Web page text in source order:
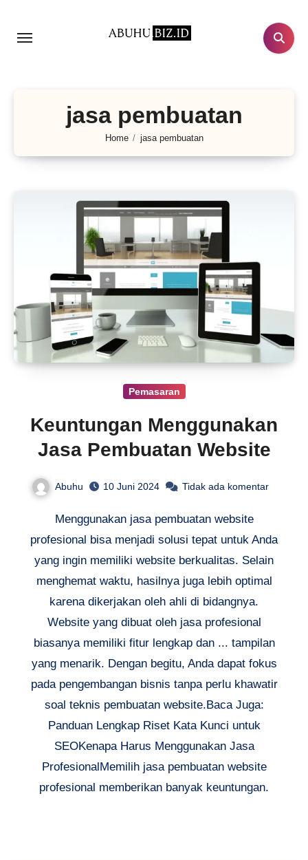
jasa pembuatan
Home jasa pembuatan
Pemasaran
Keuntungan Menggunakan
Jasa Pembuatan Website
Abuhu 10 Juni 2024 Tidak ada komentar
Menggunakan jasa pembuatan website
profesional bisa menjadi solusi tepat untuk Anda
yang ingin memiliki website berkualitas. Selain
menghemat waktu, hasilnya juga lebih optimal
karena dikerjakan oleh ahli di bidangnya.
Website yang dibuat oleh jasa profesional
biasanya memiliki fitur lengkap dan ... tampilan
yang menarik. Dengan begitu, Anda dapat fokus
pada pengembangan bisnis tanpa perlu khawatir
soal teknis pembuatan website.Baca Juga:
Panduan Lengkap Riset Kata Kunci untuk
SEOKenapa Harus Menggunakan Jasa
ProfesionalMemilih jasa pembuatan website
profesional memberikan banyak keuntungan.